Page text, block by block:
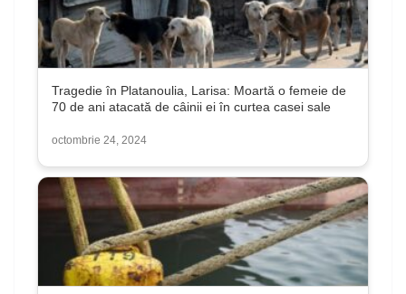
Tragedie în Platanoulia, Larisa: Moartă o femeie de
70 de ani atacată de câinii ei în curtea casei sale
octombrie 24, 2024